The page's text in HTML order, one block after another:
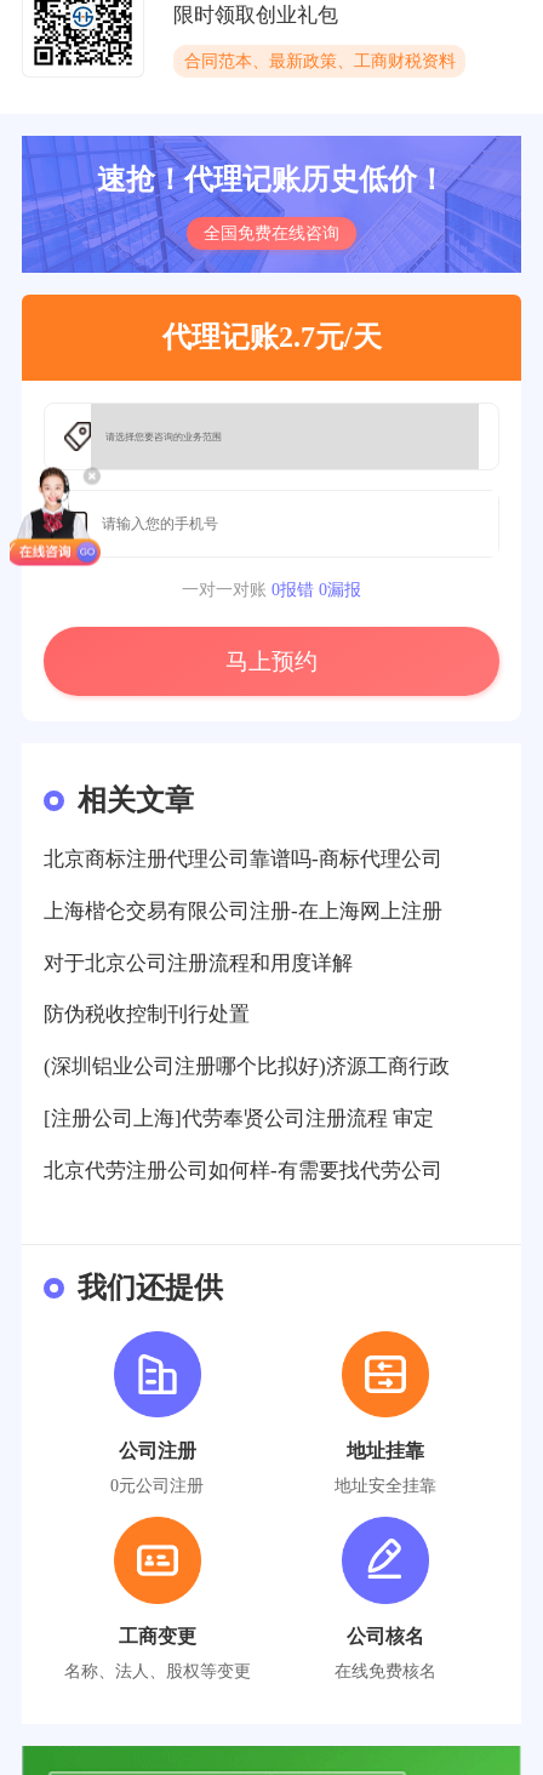
限时领取创业礼包
合同范本、最新政策、工商财税资料
速抢！代理记账历史低价！
全国免费在线咨询
代理记账2.7元/天
一对一对账 0报错 0漏报
马上预约
相关文章
北京商标注册代理公司靠谱吗-商标代理公司
上海楷仑交易有限公司注册-在上海网上注册
对于北京公司注册流程和用度详解
防伪税收控制刊行处置
(深圳铝业公司注册哪个比拟好)济源工商行政
[注册公司上海]代劳奉贤公司注册流程 审定
北京代劳注册公司如何样-有需要找代劳公司
我们还提供
公司注册
0元公司注册
地址挂靠
地址安全挂靠
工商变更
名称、法人、股权等变更
公司核名
在线免费核名